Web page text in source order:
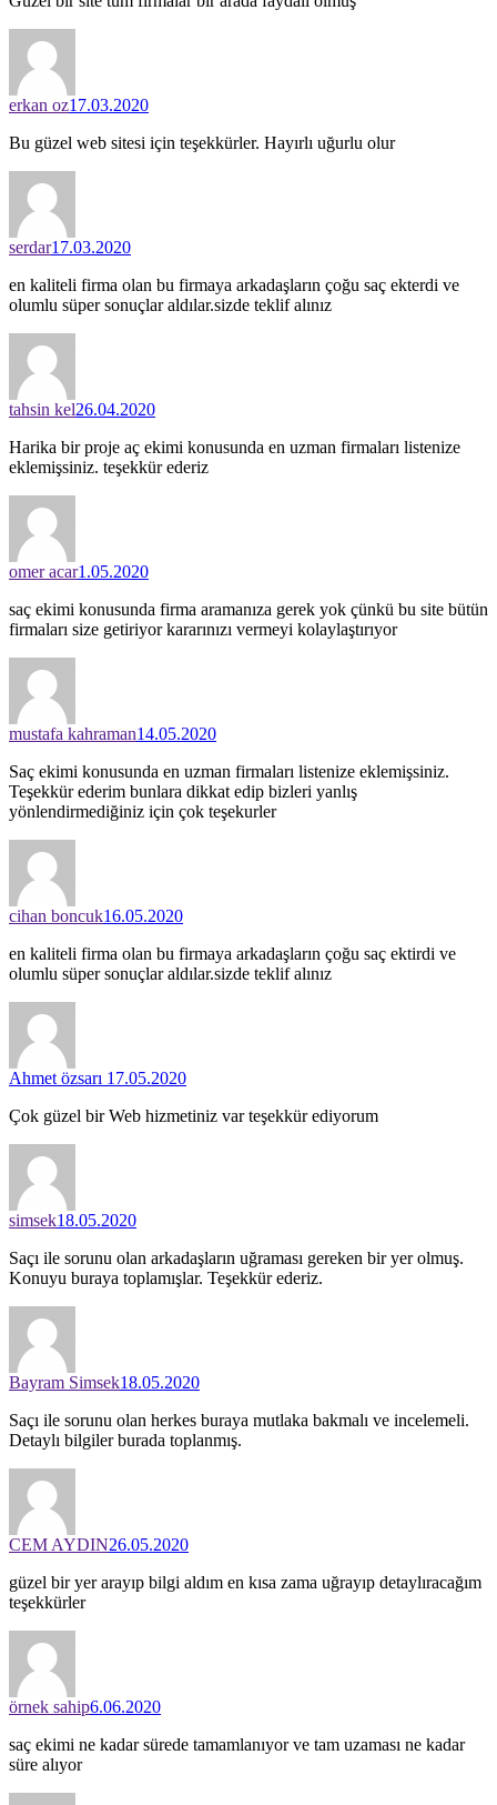
erkan oz17.03.2020
Bu güzel web sitesi için teşekkürler. Hayırlı uğurlu olur
serdar17.03.2020
en kaliteli firma olan bu firmaya arkadaşların çoğu saç ekterdi ve
olumlu süper sonuçlar aldılar.sizde teklif alınız
tahsin kel26.04.2020
Harika bir proje aç ekimi konusunda en uzman firmaları listenize
eklemişsiniz. teşekkür ederiz
omer acar1.05.2020
saç ekimi konusunda firma aramanıza gerek yok çünkü bu site bütün
firmaları size getiriyor kararınızı vermeyi kolaylaştırıyor
mustafa kahraman14.05.2020
Saç ekimi konusunda en uzman firmaları listenize eklemişsiniz.
Teşekkür ederim bunlara dikkat edip bizleri yanlış
yönlendirmediğiniz için çok teşekurler
cihan boncuk16.05.2020
en kaliteli firma olan bu firmaya arkadaşların çoğu saç ektirdi ve
olumlu süper sonuçlar aldılar.sizde teklif alınız
Ahmet özsarı 17.05.2020
Çok güzel bir Web hizmetiniz var teşekkür ediyorum
simsek18.05.2020
Saçı ile sorunu olan arkadaşların uğraması gereken bir yer olmuş.
Konuyu buraya toplamışlar. Teşekkür ederiz.
Bayram Simsek18.05.2020
Saçı ile sorunu olan herkes buraya mutlaka bakmalı ve incelemeli.
Detaylı bilgiler burada toplanmış.
CEM AYDIN26.05.2020
güzel bir yer arayıp bilgi aldım en kısa zama uğrayıp detaylıracağım
teşekkürler
örnek sahip6.06.2020
saç ekimi ne kadar sürede tamamlanıyor ve tam uzaması ne kadar
süre alıyor